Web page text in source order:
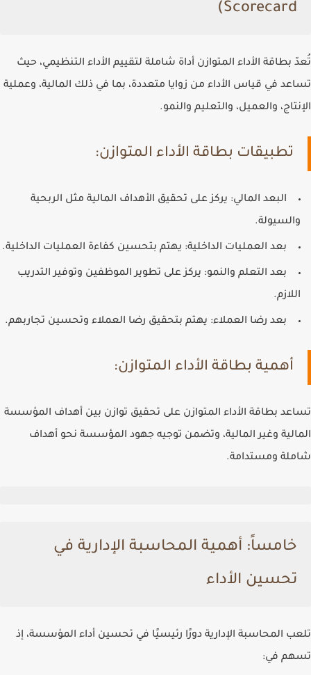
Scorecard)
تُعدّ بطاقة الأداء المتوازن أداة شاملة لتقييم الأداء التنظيمي، حيث
تساعد في قياس الأداء من زوايا متعددة، بما في ذلك المالية، وعملية
الإنتاج، والعميل، والتعليم والنمو.
تطبيقات بطاقة الأداء المتوازن:
البعد المالي: يركز على تحقيق الأهداف المالية مثل الربحية
والسيولة.
بعد العمليات الداخلية: يهتم بتحسين كفاءة العمليات الداخلية.
بعد التعلم والنمو: يركز على تطوير الموظفين وتوفير التدريب
اللازم.
بعد رضا العملاء: يهتم بتحقيق رضا العملاء وتحسين تجاربهم.
أهمية بطاقة الأداء المتوازن:
تساعد بطاقة الأداء المتوازن على تحقيق توازن بين أهداف المؤسسة
المالية وغير المالية، وتضمن توجيه جهود المؤسسة نحو أهداف
شاملة ومستدامة.
خامساً: أهمية المحاسبة الإدارية في
تحسين الأداء
تلعب المحاسبة الإدارية دورًا رئيسيًا في تحسين أداء المؤسسة، إذ
تسهم في: